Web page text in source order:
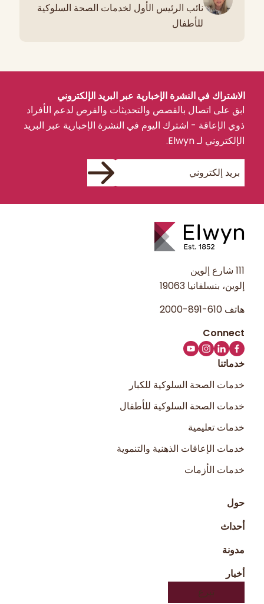
نائب الرئيس الأول لخدمات الصحة السلوكية
للأطفال
الاشتراك في النشرة الإخبارية عبر البريد الإلكتروني
ابق على اتصال بالقصص والتحديثات والفرص لدعم الأفراد
ذوي الإعاقة - اشترك اليوم في النشرة الإخبارية عبر البريد
الإلكتروني لـ Elwyn.
111 شارع إلوين
إلوين، بنسلفانيا 19063
هاتف 610-891-2000
خدماتنا
خدمات الصحة السلوكية للكبار
خدمات الصحة السلوكية للأطفال
خدمات تعليمية
خدمات الإعاقات الذهنية والتنموية
خدمات الأزمات
حول
أحداث
مدونة
أخبار
تبرع